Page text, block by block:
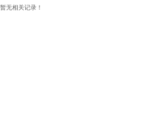
暂无相关记录！